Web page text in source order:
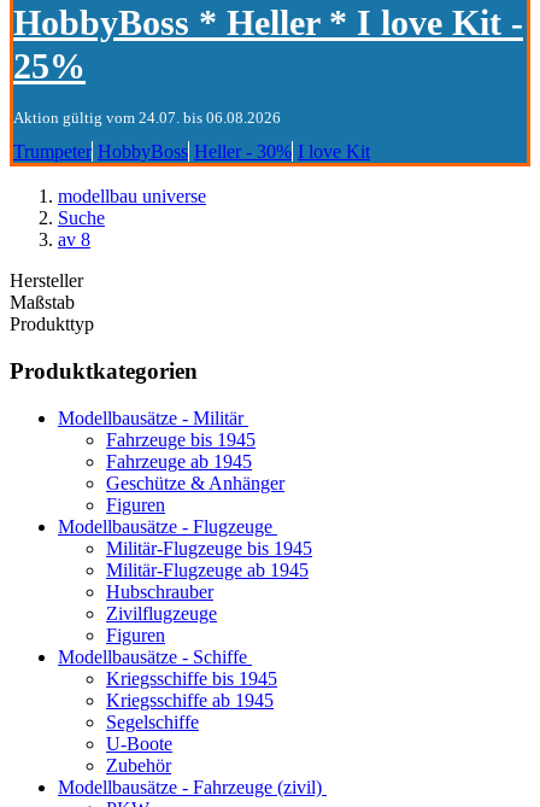
HobbyBoss * Heller * I love Kit -
25%
Aktion gültig vom 24.07. bis 06.08.2026
Trumpeter HobbyBoss Heller - 30% I love Kit
modellbau universe
Suche
av 8
Hersteller
Maßstab
Produkttyp
Produktkategorien
Modellbausätze - Militär
Fahrzeuge bis 1945
Fahrzeuge ab 1945
Geschütze & Anhänger
Figuren
Modellbausätze - Flugzeuge
Militär-Flugzeuge bis 1945
Militär-Flugzeuge ab 1945
Hubschrauber
Zivilflugzeuge
Figuren
Modellbausätze - Schiffe
Kriegsschiffe bis 1945
Kriegsschiffe ab 1945
Segelschiffe
U-Boote
Zubehör
Modellbausätze - Fahrzeuge (zivil)